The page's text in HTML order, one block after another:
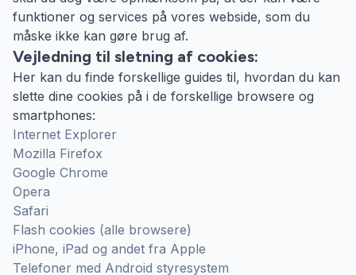
funktioner og services på vores webside, som du
måske ikke kan gøre brug af.
Vejledning til sletning af cookies:
Her kan du finde forskellige guides til, hvordan du kan
slette dine cookies på i de forskellige browsere og
smartphones:
Internet Explorer
Mozilla Firefox
Google Chrome
Opera
Safari
Flash cookies (alle browsere)
iPhone, iPad og andet fra Apple
Telefoner med Android styresystem